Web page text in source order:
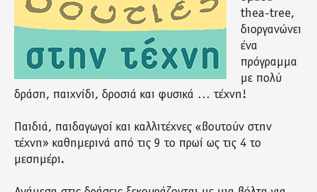
thea-tree,
διοργανώνει
ένα
πρόγραμμα
με πολύ
δράση, παιχνίδι, δροσιά και φυσικά … τέχνη!
Παιδιά, παιδαγωγοί και καλλιτέχνες «βουτούν στην
τέχνη» καθημερινά από τις 9 το πρωί ως τις 4 το
μεσημέρι.